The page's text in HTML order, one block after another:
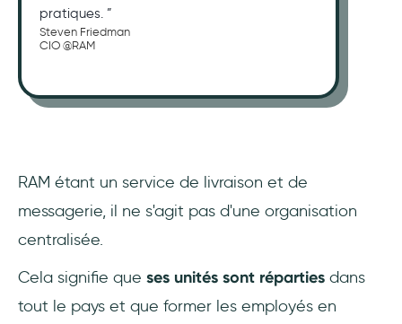
pratiques. ”
Steven Friedman
CIO @RAM
RAM étant un service de livraison et de
messagerie, il ne s'agit pas d'une organisation
centralisée.
Cela signifie que ses unités sont réparties dans
tout le pays et que former les employés en